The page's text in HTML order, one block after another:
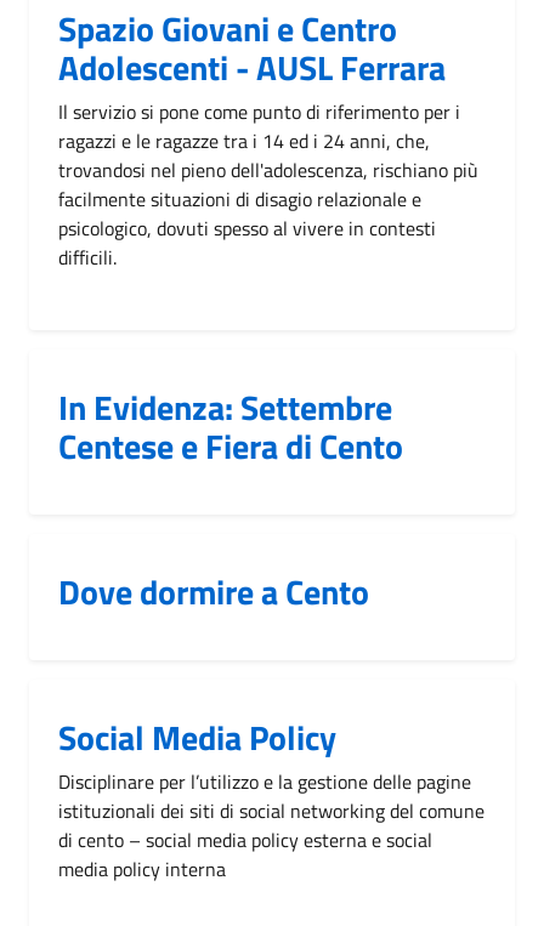
Spazio Giovani e Centro
Adolescenti - AUSL Ferrara
Il servizio si pone come punto di riferimento per i
ragazzi e le ragazze tra i 14 ed i 24 anni, che,
trovandosi nel pieno dell'adolescenza, rischiano più
facilmente situazioni di disagio relazionale e
psicologico, dovuti spesso al vivere in contesti
difficili.
In Evidenza: Settembre
Centese e Fiera di Cento
Dove dormire a Cento
Social Media Policy
Disciplinare per l’utilizzo e la gestione delle pagine
istituzionali dei siti di social networking del comune
di cento – social media policy esterna e social
media policy interna